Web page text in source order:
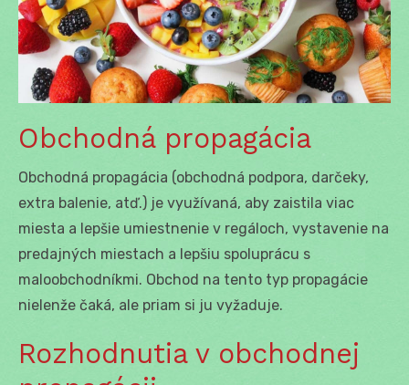
Obchodná propagácia
Obchodná propagácia (obchodná podpora, darčeky,
extra balenie, atď.) je využívaná, aby zaistila viac
miesta a lepšie umiestnenie v regáloch, vystavenie na
predajných miestach a lepšiu spoluprácu s
maloobchodníkmi. Obchod na tento typ propagácie
nielenže čaká, ale priam si ju vyžaduje.
Rozhodnutia v obchodnej